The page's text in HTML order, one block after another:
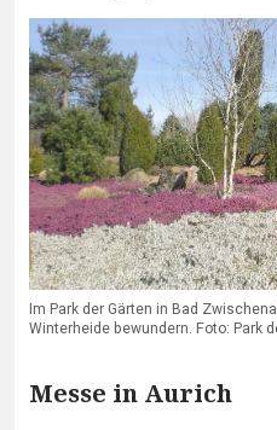
Im Park der Gärten in Bad
Winterheide bewundern. Foto: Park
Messe in Aurich